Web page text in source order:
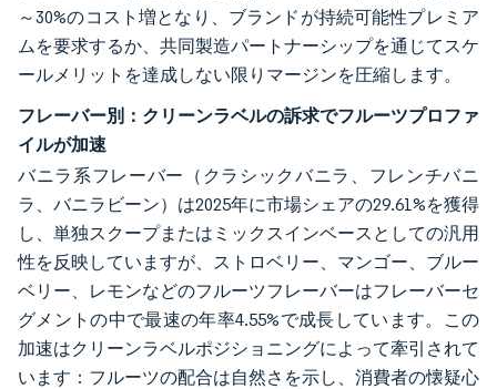
～30%のコスト増となり、ブランドが持続可能性プレミア
ムを要求するか、共同製造パートナーシップを通じてスケ
ールメリットを達成しない限りマージンを圧縮します。
フレーバー別：クリーンラベルの訴求でフルーツプロファ
イルが加速
バニラ系フレーバー（クラシックバニラ、フレンチバニ
ラ、バニラビーン）は2025年に市場シェアの29.61%を獲得
し、単独スクープまたはミックスインベースとしての汎用
性を反映していますが、ストロベリー、マンゴー、ブルー
ベリー、レモンなどのフルーツフレーバーはフレーバーセ
グメントの中で最速の年率4.55%で成長しています。この
加速はクリーンラベルポジショニングによって牽引されて
います：フルーツの配合は自然さを示し、消費者の懐疑心